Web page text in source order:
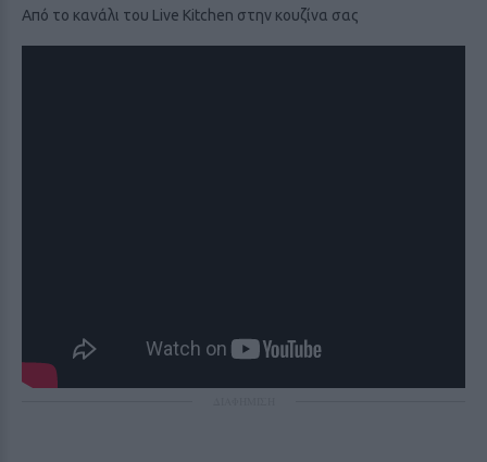
Από το κανάλι του Live Kitchen στην κουζίνα σας